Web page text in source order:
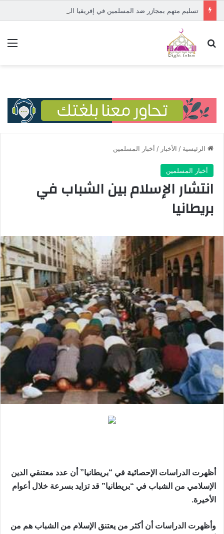
بحث عن
الرئيسية / الأخبار / أخبار المسلمين
أخبار المسلمين
انتشار الإسلام بين الشباب في
بريطانيا
أظهرت الدراسات الإحصائية في “بريطانيا” أن عدد معتنقي الدين
الإسلامي من الشباب في “بريطانيا” قد تزايد بسرعة خلال أعوام
الأخيرة.
وأظهرت الدراسات أن أكثر من يعتنق الإسلام من الشباب هم من